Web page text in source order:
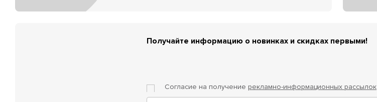
Получайте информацию о новинках и скидках первыми!
Согласие на получение рекламно-информационных рассылок